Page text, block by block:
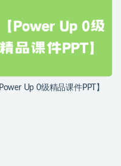
Power Up 0级精品课件PPT】